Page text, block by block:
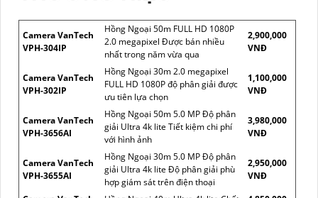
Camera VanTech
VPH-304IP
Hồng Ngoại 50m FULL HD 1080P
2.0 megapixel Được bán nhiều
nhất trong năm vừa qua
2,900,000
VNĐ
Camera VanTech
VPH-302IP
Hồng Ngoại 30m 2.0 megapixel
FULL HD 1080P độ phân giải được
ưu tiên lựa chọn
1,100,000
VNĐ
Camera VanTech
VPH-3656AI
Hồng Ngoại 50m 5.0 MP Độ phân
giải Ultra 4k lite Tiết kiệm chi phí
với hình ảnh
3,980,000
VNĐ
Camera VanTech
VPH-3655AI
Hồng Ngoại 30m 5.0 MP Độ phân
giải Ultra 4k lite Độ phân giải phù
hợp giám sát trên điện thoại
2,950,000
VNĐ